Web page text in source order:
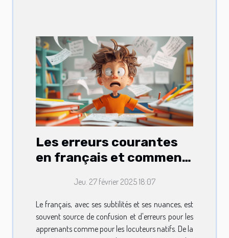
Les erreurs courantes
en français et comment
Jeu. 27 février 2025 18:07
Le français, avec ses subtilités et ses nuances, est
souvent source de confusion et d'erreurs pour les
apprenants comme pour les locuteurs natifs. De la